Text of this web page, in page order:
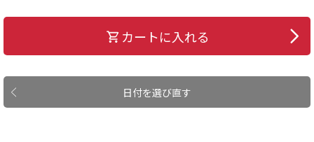
日付を選び直す
カートに入れる